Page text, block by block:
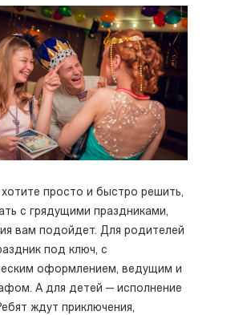
просто и быстро решить,
с грядущими праздниками,
вам подойдет. Для родителей
под ключ, с
оформлением, ведущим и
А для детей — исполнение
ждут приключения,